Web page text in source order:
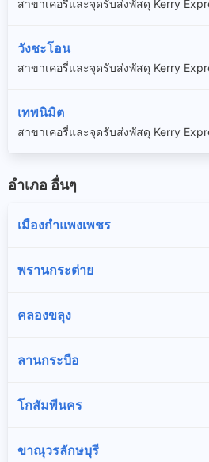
สาขาเคอรี่และจุดรับส่งพัสดุ Kerry
วังชะโอน
สาขาเคอรี่และจุดรับส่งพัสดุ Kerry
เทพนิมิต
สาขาเคอรี่และจุดรับส่งพัสดุ Kerry
อำเภอ อื่นๆ
เมืองกำแพงเพชร
พรานกระต่าย
คลองขลุง
ลานกระบือ
โกสัมพีนคร
ขาณุวรลักษบุรี